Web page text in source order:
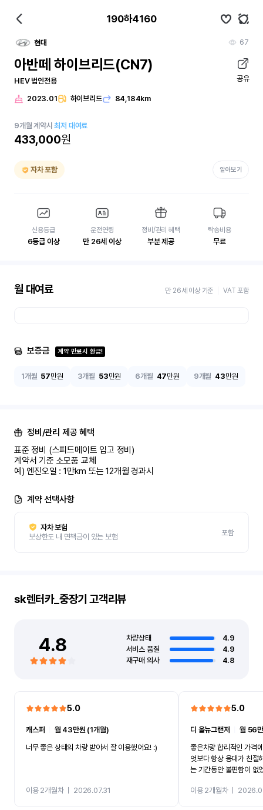
190하4160
현대 67
아반떼 하이브리드(CN7)
HEV 법인전용 공유
2023.01 하이브리드 84,184km
9개월 계약시최저 대여료
433,000원
자차 포함 알아보기
신용등급
6등급 이상
운전연령
만 26세 이상
정비/관리 혜택
부분 제공
탁송비용
무료
월 대여료 만 26세 이상 기준 VAT 포함
보증금 계약 만료시 환급!
1개월 57만원 3개월 53만원 6개월 47만원 9개월 43만원
정비/관리 제공 혜택
표준 정비 (스피드메이트 입고 정비)
계약서 기준 소모품 교체
예) 엔진오일 : 1만km 또는 12개월 경과시
계약 선택사항
자차 보험
보상한도 내 면책금이 있는 보험
포함
sk렌터카_중장기 고객리뷰
4.8 차량상태
4.9
서비스 품질
4.9
재구매 의사
4.8
5.0
캐스퍼
월 43만원 (1개월)
너무 좋은 상태의 차량 받아서 잘 이용했어요! :)
이용 2개월차ㅣ 2026.07.31
5.0
디 올뉴그랜저 ㅣ월 56
좋은차량 합리적인 가격
엇보다 항상 응대가 친절
는 기간동안 불편함이 없
카 렌트 고민없이 강추합
이용 2개월차ㅣ